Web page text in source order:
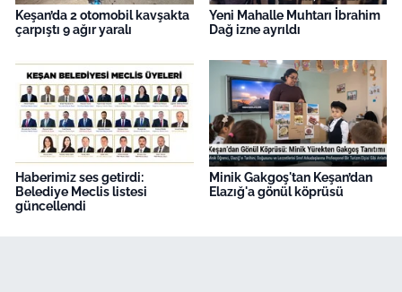
Keşan’da 2 otomobil kavşakta
çarpıştı 9 ağır yaralı
Yeni Mahalle Muhtarı İbrahim
Dağ izne ayrıldı
Haberimiz ses getirdi:
Belediye Meclis listesi
güncellendi
Minik Gakgoş'tan Keşan’dan
Elazığ'a gönül köprüsü